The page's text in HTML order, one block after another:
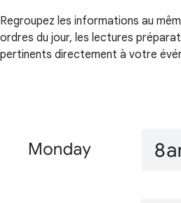
Regroupez les informations au
ordres du jour, les lectures
pertinents directement à votre